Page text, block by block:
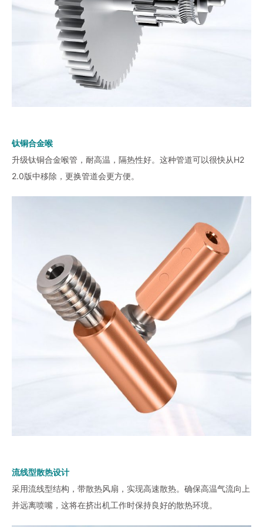
钛铜合金喉
升级钛铜合金喉管，耐高温，隔热性好。这种管道可以很快从H2
2.0版中移除，更换管道会更方便。
流线型散热设计
采用流线型结构，带散热风扇，实现高速散热。确保高温气流向上
并远离喷嘴，这将在挤出机工作时保持良好的散热环境。